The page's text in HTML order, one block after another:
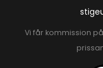
Vi får kommission